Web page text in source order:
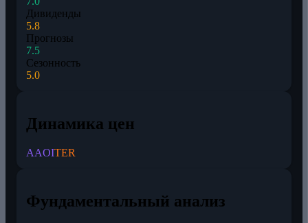
Дивиденды
5.8
Прогнозы
7.5
Сезонность
5.0
Динамика цен
AAOITER
Фундаментальный анализ